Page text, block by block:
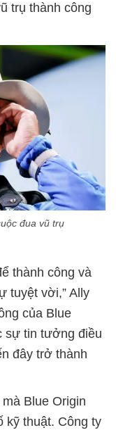
trụ thành công
đua vũ trụ
thành công và
tuyệt vời,” Ally
của Blue
sự tin tưởng điều
đây trở thành
Blue Origin
kỹ thuật. Công ty